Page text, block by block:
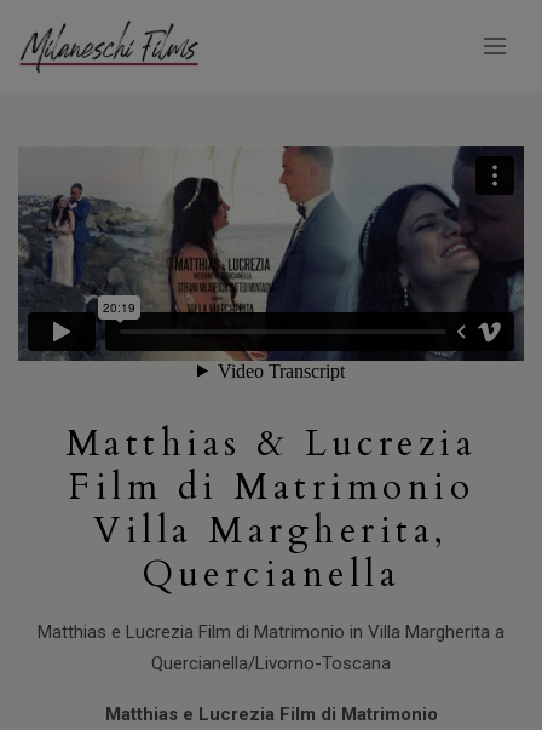
Matthias & Lucrezia
Film di Matrimonio
Villa Margherita,
Quercianella
Matthias e Lucrezia Film di Matrimonio in Villa Margherita a
Quercianella/Livorno-Toscana
Matthias e Lucrezia Film di Matrimonio